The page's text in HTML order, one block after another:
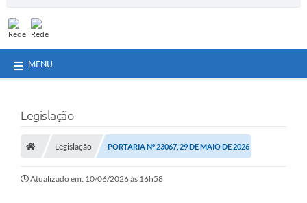
MENU
Legislação
Legislação PORTARIA Nº 23067, 29 DE MAIO DE 2026
Atualizado em: 10/06/2026 às 16h58